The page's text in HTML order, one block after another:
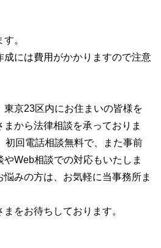
。
成には費用がかかりますので注意
京23区内にお住まいの皆様を
から法律相談を承っておりま
初回電話相談無料で、また事前
Web相談での対応もいたしま
みの方は、お気軽に当事務所ま
をお待ちしております。